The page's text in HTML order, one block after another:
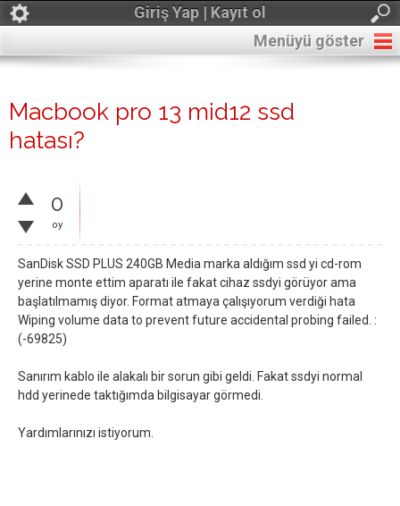
Giriş Yap | Kayıt ol
Menüyü göster
Macbook pro 13 mid12 ssd
hatası?
0
oy
SanDisk SSD PLUS 240GB Media marka aldığım ssd yi cd-rom
yerine monte ettim aparatı ile fakat cihaz ssdyi görüyor ama
başlatılmamış diyor. Format atmaya çalışıyorum verdiği hata
Wiping volume data to prevent future accidental probing failed. :
(-69825)
Sanırım kablo ile alakalı bir sorun gibi geldi. Fakat ssdyi normal
hdd yerinede taktığımda bilgisayar görmedi.
Yardımlarınızı istiyorum.